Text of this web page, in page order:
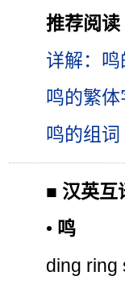
推荐阅读
详解：
鸣的繁
鸣的组词
■ 汉英互
• 鸣
ding ring